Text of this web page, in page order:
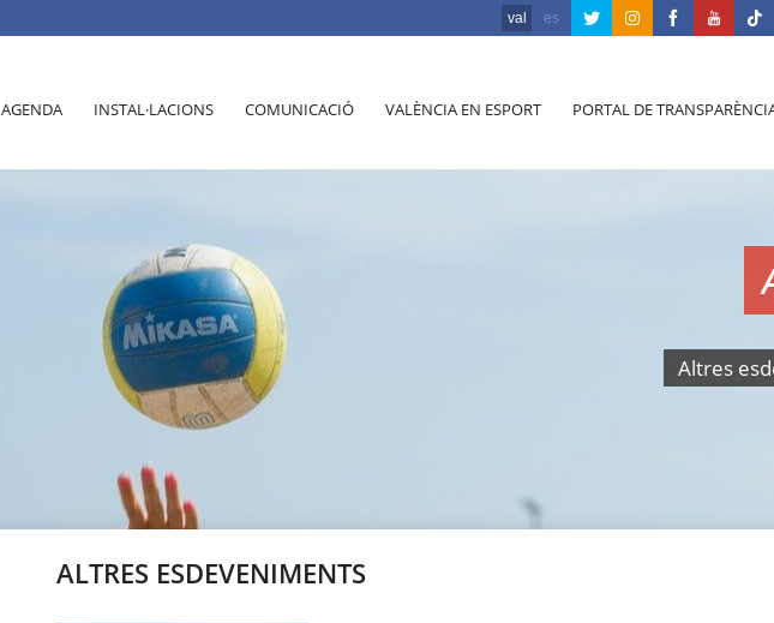
val es
AGENDA INSTAL·LACIONS COMUNICACIÓ VALÈNCIA EN ESPORT PORTAL DE
Altres
ALTRES ESDEVENIMENTS